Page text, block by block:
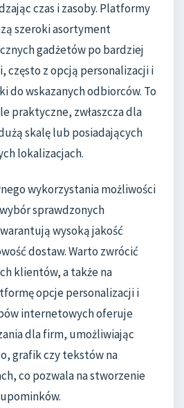
czas i zasoby. Platformy
szeroki asortyment
gadżetów po bardziej
często z opcją personalizacji i
do wskazanych odbiorców. To
praktyczne, zwłaszcza dla
skalę lub posiadających
lokalizacjach.
wykorzystania możliwości
sprawdzonych
wysoką jakość
dostaw. Warto zwrócić
klientów, a także na
opcje personalizacji i
internetowych oferuje
dla firm, umożliwiając
grafik czy tekstów na
co pozwala na stworzenie